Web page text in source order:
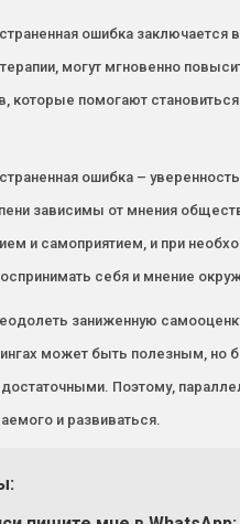
ошибка
могут мгновенно
которые помогают
ошибка –
зависимы от мнения
и самоприятием, и при
себя и мнение
заниженную
может быть полезным, но
Поэтому,
и развиваться.